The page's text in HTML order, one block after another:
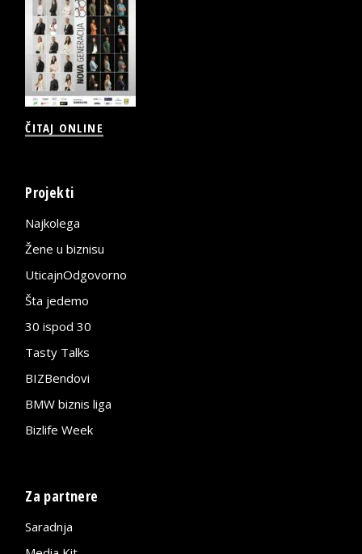
ČITAJ ONLINE
Projekti
Najkolega
Žene u biznisu
UticajnOdgovorno
Šta jedemo
30 ispod 30
Tasty Talks
BIZBendovi
BMW biznis liga
Bizlife Week
Za partnere
Saradnja